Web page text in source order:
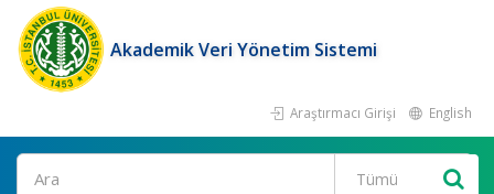
Akademik Veri Yönetim Sistemi
Araştırmacı Girişi English
Ara